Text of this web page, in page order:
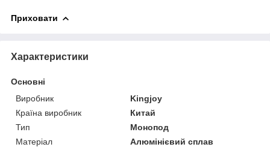
Приховати
Характеристики
Основні
Виробник
Kingjoy
Країна виробник
Китай
Тип
Монопод
Матеріал
Алюмінієвий сплав